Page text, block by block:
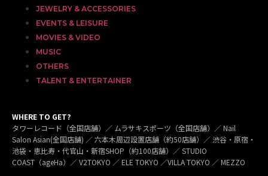
JEWELRY & ACCESSORIES
EVENTS & LEISURE
MOVIES & VIDEO
MUSIC
OTHERS
TALENT & ENTERTAINER
WHERE TO GET?
タワーレコード（全国店舗）／ ムラサキスポーツ（全国店舗）／ Nail
Salon Asian(全国店舗) ／ 六本木周辺設置店舗（約50店舗）／ 渋谷・原宿・
池袋・恵比寿・代官山・新宿SHOP（約100店舗）／ STUDIO
COAST（ageHa）／ V2TOKYO ／ ELE TOKYO ／VILLA TOKYO ／ MEZZO